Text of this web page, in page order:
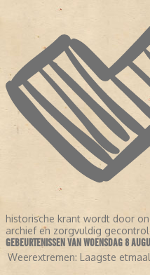
historische krant wordt door
archief en zorgvuldig
GEBEURTENISSEN VAN WOENSDAG 8
Weerextremen: Laagste